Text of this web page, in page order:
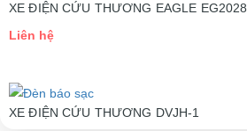
XE ĐIỆN CỨU THƯƠNG EAGLE
Liên hệ
XE ĐIỆN CỨU THƯƠNG DVJH-1